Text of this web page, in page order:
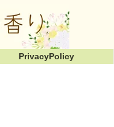
PrivacyPolicy